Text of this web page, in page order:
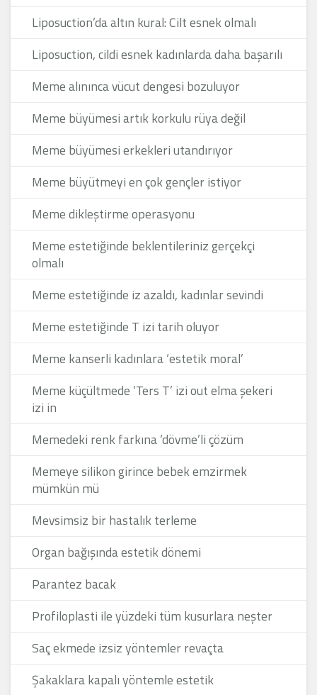
Liposuction’da altın kural: Cilt esnek olmalı
Liposuction, cildi esnek kadınlarda daha başarılı
Meme alınınca vücut dengesi bozuluyor
Meme büyümesi artık korkulu rüya değil
Meme büyümesi erkekleri utandırıyor
Meme büyütmeyi en çok gençler istiyor
Meme dikleştirme operasyonu
Meme estetiğinde beklentileriniz gerçekçi
olmalı
Meme estetiğinde iz azaldı, kadınlar sevindi
Meme estetiğinde T izi tarih oluyor
Meme kanserli kadınlara ‘estetik moral’
Meme küçültmede ‘Ters T’ izi out elma şekeri
izi in
Memedeki renk farkına ‘dövme’li çözüm
Memeye silikon girince bebek emzirmek
mümkün mü
Mevsimsiz bir hastalık terleme
Organ bağışında estetik dönemi
Parantez bacak
Profiloplasti ile yüzdeki tüm kusurlara neşter
Saç ekmede izsiz yöntemler revaçta
Şakaklara kapalı yöntemle estetik